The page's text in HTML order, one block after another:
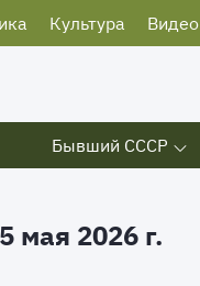
Культура Видео
Бывший СССР
мая 2026 г.